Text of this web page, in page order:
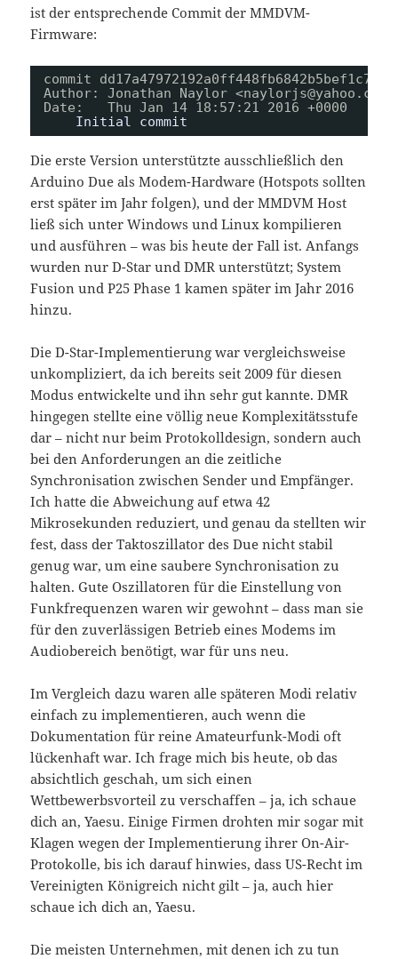
ist der entsprechende Commit der MMDVM-
Firmware:
commit
Author: Jonathan Naylor <naylorjs@yahoo.com>
Date:   Thu Jan 14 18:57:21 2016 +0000
Initial commit
Die erste Version unterstützte ausschließlich den
Arduino Due als Modem-Hardware (Hotspots sollten
erst später im Jahr folgen), und der MMDVM Host
ließ sich unter Windows und Linux kompilieren
und ausführen – was bis heute der Fall ist. Anfangs
wurden nur D-Star und DMR unterstützt; System
Fusion und P25 Phase 1 kamen später im Jahr 2016
hinzu.
Die D-Star-Implementierung war vergleichsweise
unkompliziert, da ich bereits seit 2009 für diesen
Modus entwickelte und ihn sehr gut kannte. DMR
hingegen stellte eine völlig neue Komplexitätsstufe
dar – nicht nur beim Protokolldesign, sondern auch
bei den Anforderungen an die zeitliche
Synchronisation zwischen Sender und Empfänger.
Ich hatte die Abweichung auf etwa 42
Mikrosekunden reduziert, und genau da stellten wir
fest, dass der Taktoszillator des Due nicht stabil
genug war, um eine saubere Synchronisation zu
halten. Gute Oszillatoren für die Einstellung von
Funkfrequenzen waren wir gewohnt – dass man sie
für den zuverlässigen Betrieb eines Modems im
Audiobereich benötigt, war für uns neu.
Im Vergleich dazu waren alle späteren Modi relativ
einfach zu implementieren, auch wenn die
Dokumentation für reine Amateurfunk-Modi oft
lückenhaft war. Ich frage mich bis heute, ob das
absichtlich geschah, um sich einen
Wettbewerbsvorteil zu verschaffen – ja, ich schaue
dich an, Yaesu. Einige Firmen drohten mir sogar mit
Klagen wegen der Implementierung ihrer On-Air-
Protokolle, bis ich darauf hinwies, dass US-Recht im
Vereinigten Königreich nicht gilt – ja, auch hier
schaue ich dich an, Yaesu.
Die meisten Unternehmen, mit denen ich zu tun